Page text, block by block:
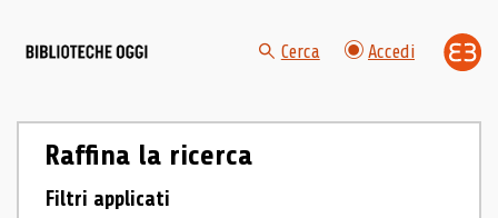
Cerca Accedi
Raffina la ricerca
Filtri applicati